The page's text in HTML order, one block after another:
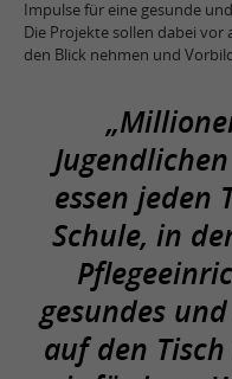
Impulse für eine gesunde
Die Projekte sollen dabei
den Blick nehmen und
essen jeden
Schule, in
gesundes
auf den